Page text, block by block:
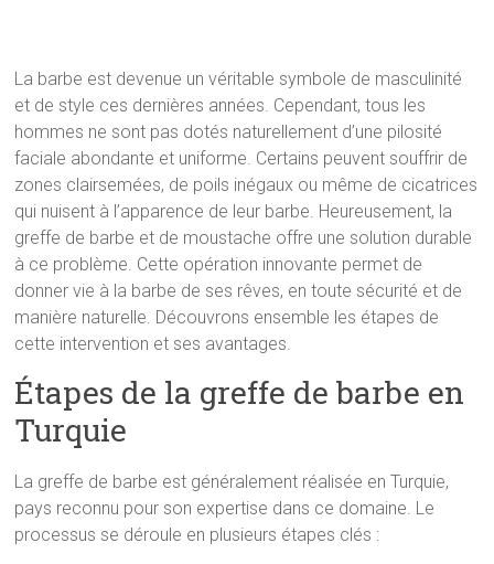
La barbe est devenue un véritable symbole de masculinité
et de style ces dernières années. Cependant, tous les
hommes ne sont pas dotés naturellement d’une pilosité
faciale abondante et uniforme. Certains peuvent souffrir de
zones clairsemées, de poils inégaux ou même de cicatrices
qui nuisent à l’apparence de leur barbe. Heureusement, la
greffe de barbe et de moustache offre une solution durable
à ce problème. Cette opération innovante permet de
donner vie à la barbe de ses rêves, en toute sécurité et de
manière naturelle. Découvrons ensemble les étapes de
cette intervention et ses avantages.
Étapes de la greffe de barbe en
Turquie
La greffe de barbe est généralement réalisée en Turquie,
pays reconnu pour son expertise dans ce domaine. Le
processus se déroule en plusieurs étapes clés :